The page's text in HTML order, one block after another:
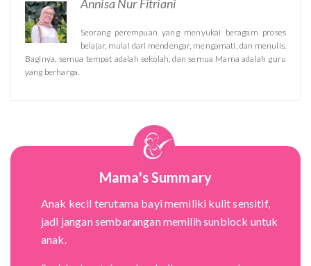
Annisa Nur Fitriani
Seorang perempuan yang menyukai beragam proses
belajar, mulai dari mendengar, mengamati, dan menulis.
Baginya, semua tempat adalah sekolah, dan semua Mama adalah guru
yang berharga.
Mama's Summary
Anak kecil terutama bayi memiliki kulit sensitif,
jadi jangan sembarangan memilih sunblock untuk
anak.